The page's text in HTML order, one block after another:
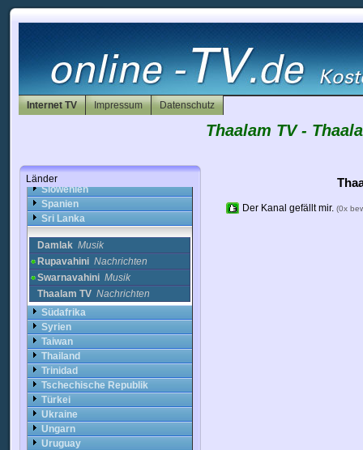
Internet TV Impressum Datenschutz
Thaalam TV -
Länder
Portugal
Puerto Rico
Rumänien
Russland
Slowakei
Slowenien
Spanien
Sri Lanka
Damlak Musik
Rupavahini Nachrichten
Swarnavahini Musik
Thaalam TV Nachrichten
Südafrika
Syrien
Taiwan
Thailand
Trinidad
Tschechische Republik
Türkei
Ukraine
Ungarn
Uruguay
Der Kanal gefällt mir. (0x